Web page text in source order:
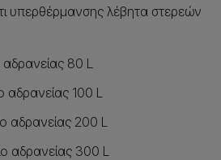
υπερθέρμανσης λέβητα στερεών
80 L
αδρανείας 100 L
αδρανείας 200 L
αδρανείας 300 L